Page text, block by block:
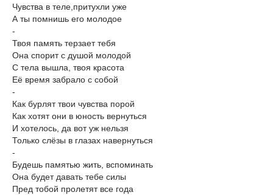
Чувства в теле,притухли уже
А ты помнишь его молодое
-
Твоя память терзает тебя
Она спорит с душой молодой
С тела вышла, твоя красота
Её время забрало с собой
-
Как бурлят твои чувства порой
Как хотят они в юность вернуться
И хотелось, да вот уж нельзя
Только слёзы в глазах навернуться
-
Будешь памятью жить, вспоминать
Она будет давать тебе силы
Пред тобой пролетят все года